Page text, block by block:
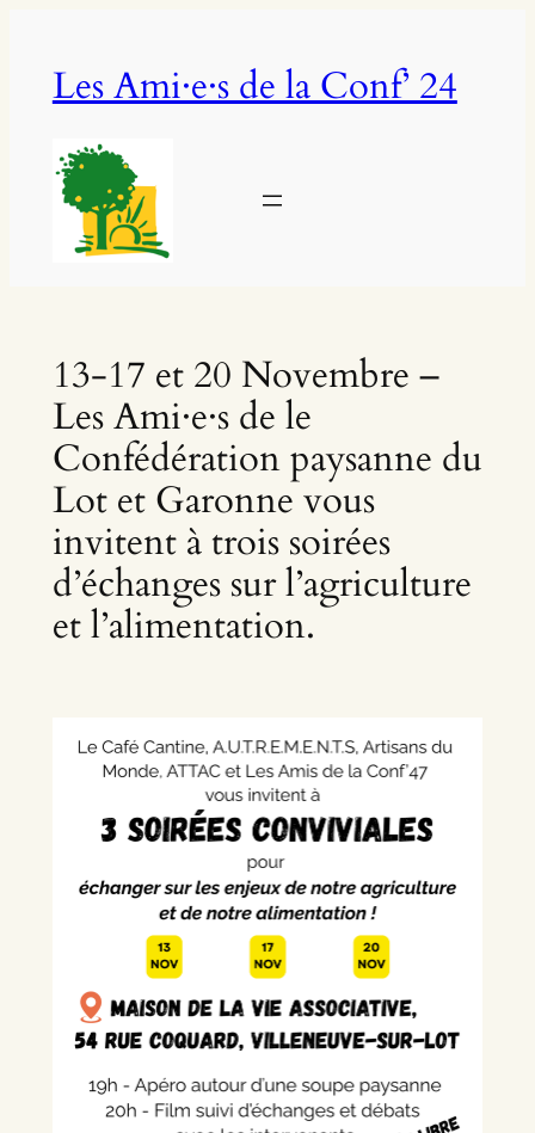
contenuLes Ami·e·s de la Conf’ 24
13-17 et 20 Novembre –
Les Ami·e·s de le
Confédération paysanne du
Lot et Garonne vous
invitent à trois soirées
d’échanges sur l’agriculture
et l’alimentation.